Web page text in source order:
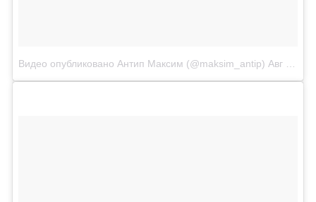
Видео опубликовано Антип Максим (@maksim_antip) Авг 28 2015 в 5:44 PDT